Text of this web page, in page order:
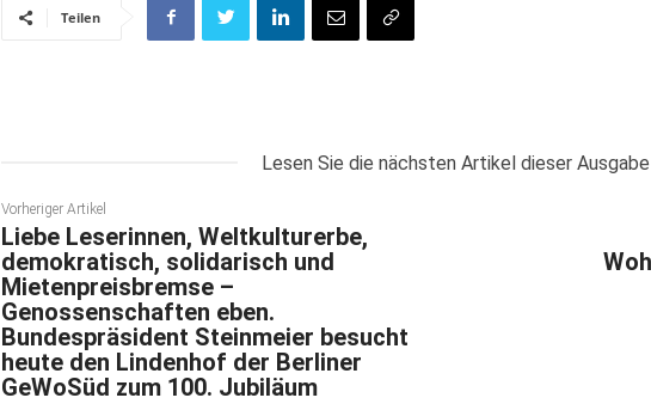
Teilen
Lesen Sie die nächsten Artikel dieser Ausgabe
Vorheriger Artikel
Liebe Leserinnen, Weltkulturerbe,
demokratisch, solidarisch und
Mietenpreisbremse –
Genossenschaften eben.
Bundespräsident Steinmeier besucht
heute den Lindenhof der Berliner
GeWoSüd zum 100. Jubiläum